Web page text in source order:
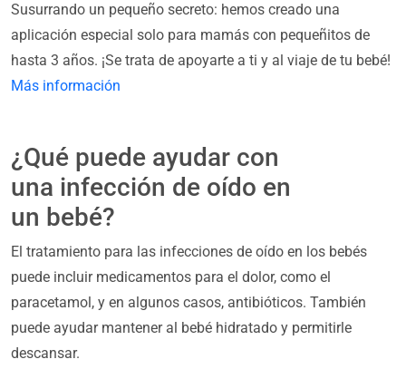
Susurrando un pequeño secreto: hemos creado una
aplicación especial solo para mamás con pequeñitos de
hasta 3 años. ¡Se trata de apoyarte a ti y al viaje de tu bebé!
Más información
¿Qué puede ayudar con
una infección de oído en
un bebé?
El tratamiento para las infecciones de oído en los bebés
puede incluir medicamentos para el dolor, como el
paracetamol, y en algunos casos, antibióticos. También
puede ayudar mantener al bebé hidratado y permitirle
descansar.